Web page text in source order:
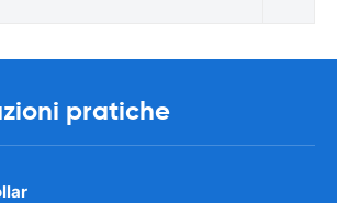
pratiche